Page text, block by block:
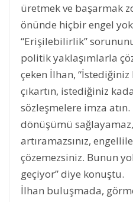
üretmek ve başarmak
önünde hiçbir engel
“Erişilebilirlik”
politik yaklaşımlarla
çeken İlhan,
çıkartın, istediğiniz
sözleşmelere imza
dönüşümü sağlayamaz,
artıramazsınız,
çözemezsiniz. Bunun
geçiyor” diye konuştu.
İlhan buluşmada,